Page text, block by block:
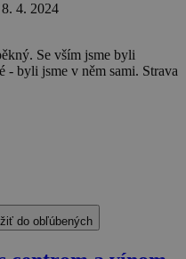
4. 2024
Se vším jsme byli
- byli jsme v něm sami. Strava
do obľúbených